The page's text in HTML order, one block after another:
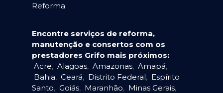
Reforma
Encontre serviços de reforma,
manutenção e consertos com os
prestadores Grifo mais próximos:
Acre, Alagoas, Amazonas, Amapá,
Bahia, Ceará, Distrito Federal, Espírito
Santo, Goiás, Maranhão, Minas Gerais,